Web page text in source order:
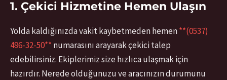
1. Çekici Hizmetine Hemen Ulaşın
Yolda kaldığınızda vakit kaybetmeden hemen**(0537)
496-32-50** numarasını arayarak çekici talep
edebilirsiniz. Ekiplerimiz size hızlıca ulaşmak için
hazırdır. Nerede olduğunuzu ve aracınızın durumunu